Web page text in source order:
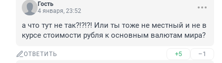
Гость
4 января, 23:52
а что тут не так?!?!?! Или ты тоже не местный и не в
курсе стоимости рубля к основным валютам мира?
ОТВЕТИТЬ +5 –1